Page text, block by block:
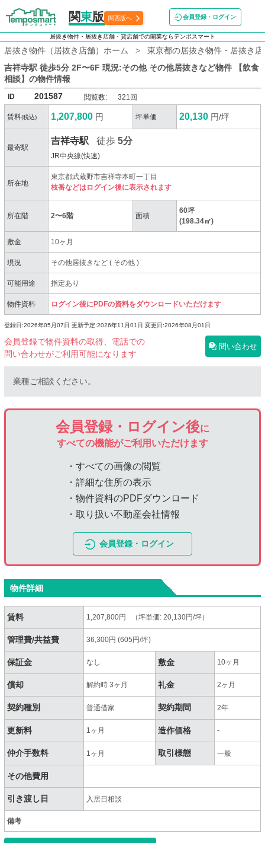
関東版 関西版へ 会員登録・ログイン
居抜き物件・居抜き店舗・貸店舗での開業ならテンポスマート
居抜き物件（居抜き店舗）ホーム
東京都の居抜き物件・居抜き
吉祥寺駅 徒歩5分 2F〜6F 現況:その他 その他居抜きなど物件 【飲食
相談】 の物件情報
ID 201587 閲覧数: 321回
賃料(税込) 1,207,800 円 坪単価 20,130 円/坪
最寄駅
吉祥寺駅 徒歩5分
JR中央線(快速)
所在地
東京都武蔵野市吉祥寺本町一丁目
枝番などはログイン後に表示されます
所在階 2〜6階 面積
60坪
(198.34㎡)
敷金 10ヶ月
現況 その他居抜きなど( その他)
可能用途 指定あり
物件資料 ログイン後にPDFの資料をダウンロードいただけます
登録日:2026年05月07日 更新予定:2026年11月01日 変更日:2026年08月01日
会員登録で物件資料の取得、電話での
問い合わせがご利用可能になります
問い合わせ
業種ご相談ください。
会員登録・ログイン後に
すべての機能がご利用いただけます
・すべての画像の閲覧
・詳細な住所の表示
・物件資料のPDFダウンロード
・取り扱い不動産会社情報
会員登録・ログイン
物件詳細
賃料 1,207,800円 （坪単価: 20,130円/坪）
管理費/共益費 36,300円 (605円/坪)
保証金 なし 敷金 10ヶ月
償却 解約時 3ヶ月 礼金 2ヶ月
契約種別 普通借家 契約期間 2年
更新料 1ヶ月 造作価格 -
仲介手数料 1ヶ月 取引様態 一般
その他費用
引き渡し日 入居日相談
備考